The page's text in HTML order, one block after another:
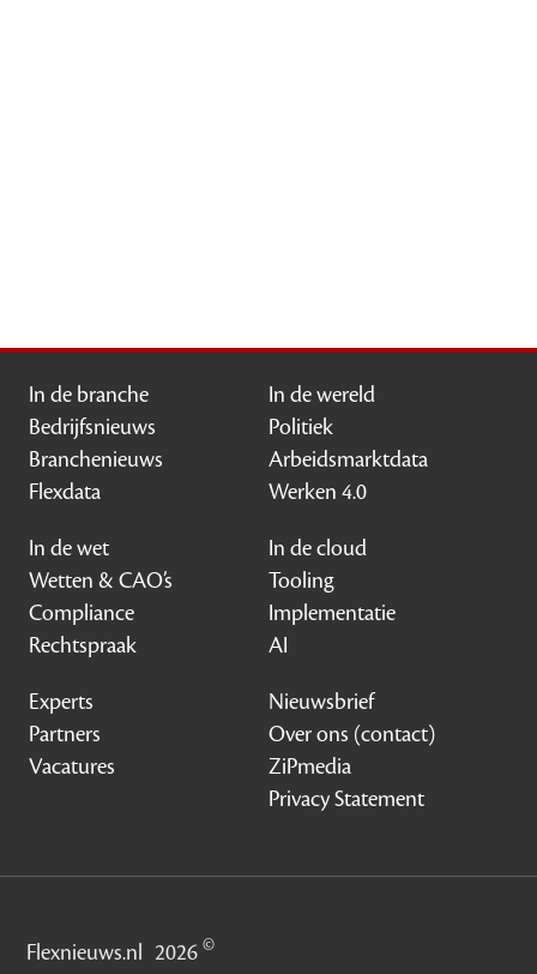
In de branche
Bedrijfsnieuws
Branchenieuws
Flexdata
In de wereld
Politiek
Arbeidsmarktdata
Werken 4.0
In de wet
Wetten & CAO’s
Compliance
Rechtspraak
In de cloud
Tooling
Implementatie
AI
Experts
Partners
Vacatures
Nieuwsbrief
Over ons (contact)
ZiPmedia
Privacy Statement
Flexnieuws.nl 2026©